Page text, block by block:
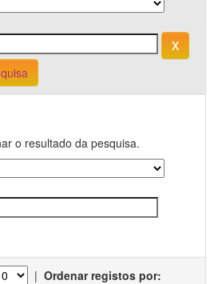
o resultado da pesquisa.
| Ordenar registos por: